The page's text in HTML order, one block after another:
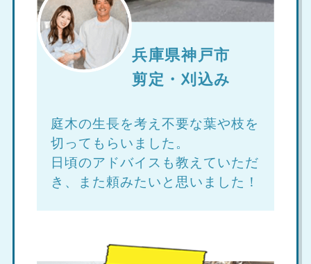
兵庫県神戸市
剪定・刈込み
庭木の生長を考え不要な葉や枝を
切ってもらいました。
日頃のアドバイスも教えていただ
き、また頼みたいと思いました！